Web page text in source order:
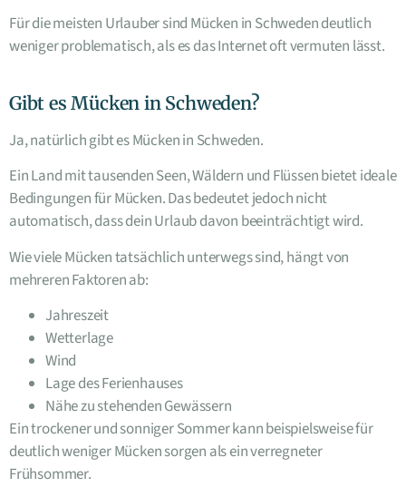
Für die meisten Urlauber sind Mücken in Schweden deutlich
weniger problematisch, als es das Internet oft vermuten lässt.
Gibt es Mücken in Schweden?
Ja, natürlich gibt es Mücken in Schweden.
Ein Land mit tausenden Seen, Wäldern und Flüssen bietet ideale
Bedingungen für Mücken. Das bedeutet jedoch nicht
automatisch, dass dein Urlaub davon beeinträchtigt wird.
Wie viele Mücken tatsächlich unterwegs sind, hängt von
mehreren Faktoren ab:
Jahreszeit
Wetterlage
Wind
Lage des Ferienhauses
Nähe zu stehenden Gewässern
Ein trockener und sonniger Sommer kann beispielsweise für
deutlich weniger Mücken sorgen als ein verregneter
Frühsommer.